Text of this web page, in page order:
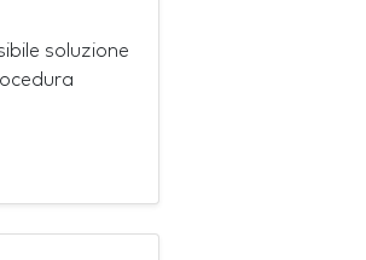
soluzione